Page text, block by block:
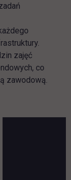
zajęć
co
zawodową.